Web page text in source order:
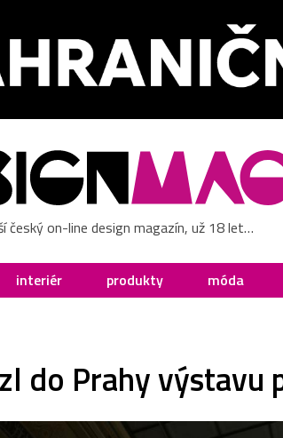
český on-line design magazín, už 18 let…
interiér produkty móda
do Prahy